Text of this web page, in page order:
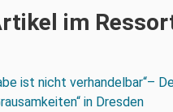
im
ist nicht verhandelbar“–
in Dresden